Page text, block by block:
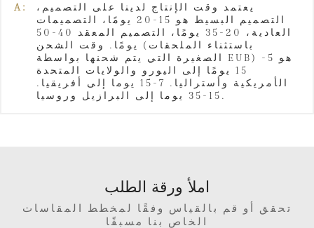
A:
يعتمد وقت الإنتاج لدينا على التصميم،
التصميم البسيط هو 15-20 يومًا، التصميمات
العادية، 20-35 يومًا، التصميم المعقد 40-50
يومًا. وقت الشحن (باستثناء الملحقات
الصغيرة التي يتم شحنها بواسطة EUB) هو 5-
15 يومًا إلى اليورو والولايات المتحدة
الأمريكية وأستراليا. 7-15 يوما إلى أفريقيا.
15-35 يوما إلى البرازيل وروسيا.
املأ ورقة الطلب
تحقق أو قم بالقياس وفقًا لمخطط المقاسات
الخاص بنا مسبقًا